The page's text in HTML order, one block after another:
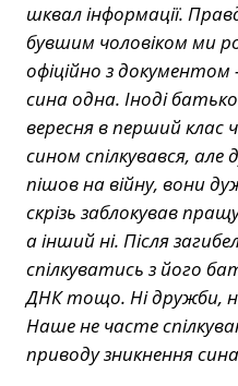
шквал інформації.
бувшим чоловіком ми
офіційно з
сина одна. Іноді
вересня в перший клас
сином спілкувався, але
пішов на війну, вони
скрізь заблокував
а інший ні. Після
спілкуватись з його
ДНК тощо. Ні дружби,
Наше не часте
приводу зникнення